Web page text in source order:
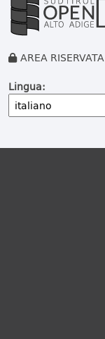
AREA RISERVATA
Lingua